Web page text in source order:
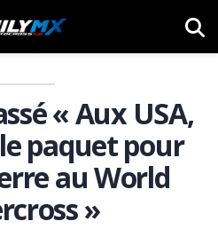
« Aux USA,
paquet pour
au World
»